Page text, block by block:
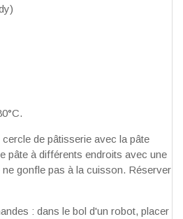
de pâtisserie avec la pâte
pâte à différents endroits avec une
gonfle pas à la cuisson. Réserver
: dans le bol d'un robot, placer